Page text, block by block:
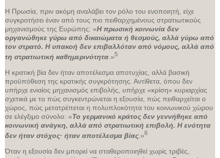
Η Πρωσία, πριν ακόμη αναλάβει τον ρόλο του ενοποιητή, είχε
συγκροτήσει έναν από τους πιο πειθαρχημένους στρατιωτικούς
μηχανισμούς της Ευρώπης: «Η πρωσική κοινωνία δεν
οργανώθηκε γύρω από δικαιώματα ή θεσμούς, αλλά γύρω από
τον στρατό. Η υπακοή δεν επιβαλλόταν από νόμους, αλλά από
τη στρατιωτική καθημερινότητα .»5
Η κρατική βία δεν ήταν αποτέλεσμα αποτυχίας, αλλά βασική
προϋπόθεση της κρατικής συγκρότησης. Αντίθετα, όπου δεν
υπήρχε ενιαίος μηχανισμός επιβολής, υπήρχε «κρίση» κυριαρχίας
σχετικά με το πώς συγκεντρώνεται η εξουσία, πώς πειθαρχείται ο
χώρος, πώς μετατρέπεται η πολυπλοκότητα του κοινωνικού χώρου
σε ελέγξιμο σύνολο: «Το γερμανικό κράτος δεν γεννήθηκε από
κοινωνική ανάγκη, αλλά από στρατιωτική επιβολή. Η ενότητα
δεν ήταν στόχος· ήταν αποτέλεσμα βίας .»6
Όταν η εξουσία δεν μπορεί να σταθεροποιηθεί χωρίς τριβές,